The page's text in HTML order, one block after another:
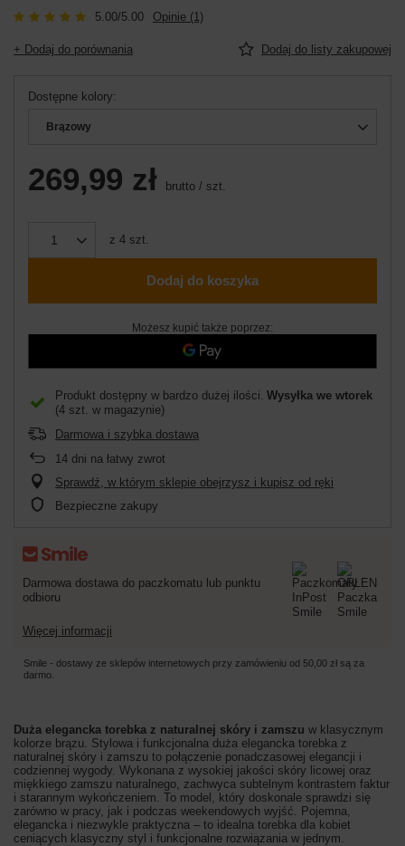
5.00/5.00 Opinie (1)
+ Dodaj do porównania Dodaj do listy zakupowej
Dostępne kolory
Brązowy
269,99 zł brutto / szt.
z 4 szt.
Dodaj do koszyka
Możesz kupić także poprzez:
Produkt dostępny w bardzo dużej ilości Wysyłka we wtorek
(4 szt. w magazynie)
Darmowa i szybka dostawa
14 dni na łatwy zwrot
Sprawdź, w którym sklepie obejrzysz i kupisz od ręki
Bezpieczne zakupy
Darmowa dostawa do paczkomatu lub punktu
odbioru
Więcej informacji
Smile - dostawy ze sklepów internetowych przy zamówieniu od 50,00 zł są za
darmo.
Duża elegancka torebka z naturalnej skóry i zamszu w klasycznym
kolorze brązu. Stylowa i funkcjonalna duża elegancka torebka z
naturalnej skóry i zamszu to połączenie ponadczasowej elegancji i
codziennej wygody. Wykonana z wysokiej jakości skóry licowej oraz
miękkiego zamszu naturalnego, zachwyca subtelnym kontrastem faktur
i starannym wykończeniem. To model, który doskonale sprawdzi się
zarówno w pracy, jak i podczas weekendowych wyjść. Pojemna,
elegancka i niezwykle praktyczna – to idealna torebka dla kobiet
ceniących klasyczny styl i funkcjonalne rozwiązania w jednym.